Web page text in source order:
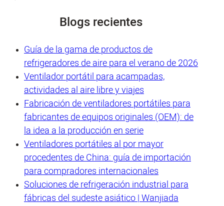
Blogs recientes
Guía de la gama de productos de
refrigeradores de aire para el verano de 2026
Ventilador portátil para acampadas,
actividades al aire libre y viajes
Fabricación de ventiladores portátiles para
fabricantes de equipos originales (OEM): de
la idea a la producción en serie
Ventiladores portátiles al por mayor
procedentes de China: guía de importación
para compradores internacionales
Soluciones de refrigeración industrial para
fábricas del sudeste asiático | Wanjiada